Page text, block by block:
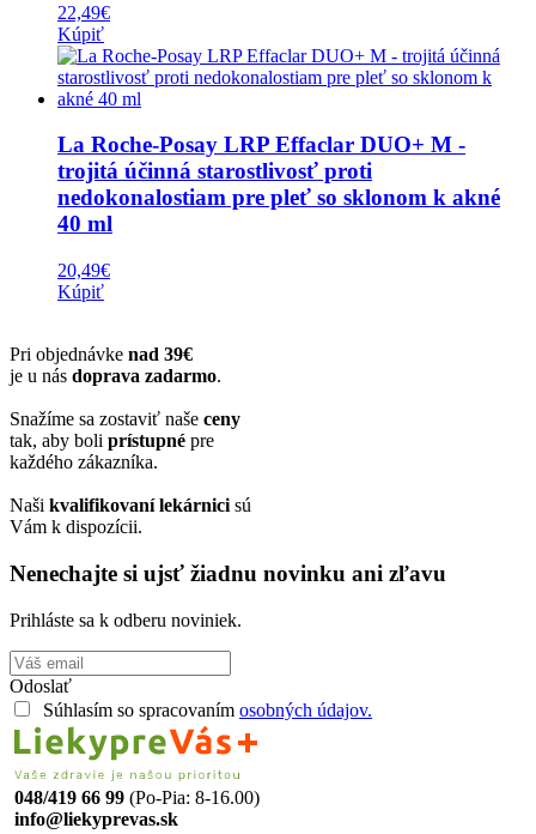
22,49€
Kúpiť
La Roche-Posay LRP Effaclar DUO+ M -
trojitá účinná starostlivosť proti
nedokonalostiam pre pleť so sklonom k akné
40 ml
20,49€
Kúpiť
Pri objednávke nad 39€
je u nás doprava zadarmo.
Snažíme sa zostaviť naše ceny
tak, aby boli prístupné pre
každého zákazníka.
Naši kvalifikovaní lekárnici sú
Vám k dispozícii.
Nenechajte si ujsť žiadnu novinku ani zľavu
Prihláste sa k odberu noviniek.
Odoslať
Súhlasím so spracovaním osobných údajov.
048/419 66 99 (Po-Pia: 8-16.00)
info@liekyprevas.sk